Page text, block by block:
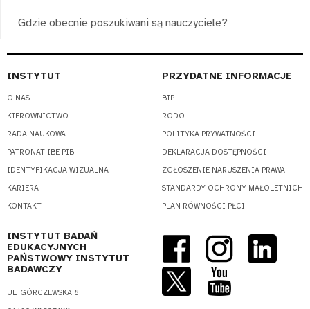
Gdzie obecnie poszukiwani są nauczyciele?
INSTYTUT
O NAS
KIEROWNICTWO
RADA NAUKOWA
PATRONAT IBE PIB
IDENTYFIKACJA WIZUALNA
KARIERA
KONTAKT
PRZYDATNE INFORMACJE
BIP
RODO
POLITYKA PRYWATNOŚCI
DEKLARACJA DOSTĘPNOŚCI
ZGŁOSZENIE NARUSZENIA PRAWA
STANDARDY OCHRONY MAŁOLETNICH
PLAN RÓWNOŚCI PŁCI
INSTYTUT BADAŃ
EDUKACYJNYCH
PAŃSTWOWY INSTYTUT
BADAWCZY
UL. GÓRCZEWSKA 8